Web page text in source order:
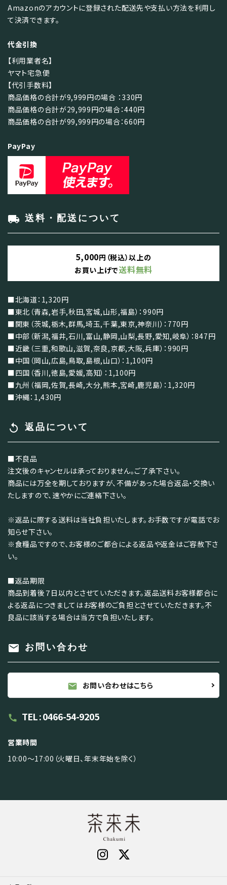
Amazonのアカウントに登録された配送先や支払い方法を利用し
て決済できます。
代金引換
【利用業者名】
ヤマト宅急便
【代引手数料】
商品価格の合計が9,999円の場合 ：330円
商品価格の合計が29,999円の場合：440円
商品価格の合計が99,999円の場合：660円
PayPay
local_shipping 送料・配送について
5,000円（税込）以上の
お買い上げで送料無料
■北海道：1,320円
■東北（青森,岩手,秋田,宮城,山形,福島）：990円
■関東（茨城,栃木,群馬,埼玉,千葉,東京,神奈川）：770円
■中部（新潟,福井,石川,富山,静岡,山梨,長野,愛知,岐阜）：847円
■近畿（三重,和歌山,滋賀,奈良,京都,大阪,兵庫）：990円
■中国（岡山,広島,鳥取,島根,山口）：1,100円
■四国（香川,徳島,愛媛,高知）：1,100円
■九州（福岡,佐賀,長崎,大分,熊本,宮崎,鹿児島）：1,320円
■沖縄：1,430円
replay 返品について
■不良品
注文後のキャンセルは承っておりません。ご了承下さい。
商品には万全を期しておりますが、不備があった場合返品・交換い
たしますので、速やかにご連絡下さい。
※返品に際する送料は当社負担いたします。お手数ですが電話でお
知らせ下さい。
※食糧品ですので、お客様のご都合による返品や返金はご容赦下さ
い。
■返品期限
商品到着後７日以内とさせていただきます。返品送料お客様都合に
よる返品につきましてはお客様のご負担とさせていただきます。不
良品に該当する場合は当方で負担いたします。
mail お問い合わせ
mail お問い合わせはこちら
call TEL : 0466-54-9205
営業時間
10:00～17:00（火曜日、年末年始を除く）